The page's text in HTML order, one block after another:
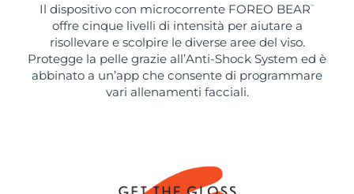
Il dispositivo con microcorrente FOREO BEAR ™
offre cinque livelli di intensità per aiutare a
risollevare e scolpire le diverse aree del viso.
Protegge la pelle grazie all’Anti-Shock System ed è
abbinato a un’app che consente di programmare
vari allenamenti facciali.